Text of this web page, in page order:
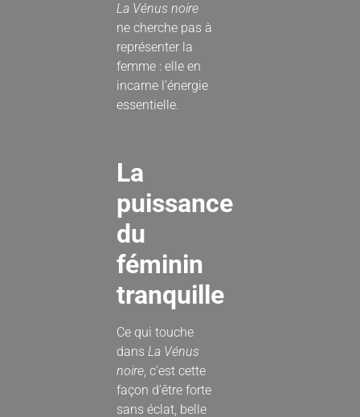
La Vénus noire
ne cherche pas à
représenter la
femme : elle en
incarne l’énergie
essentielle.
La
puissance
du
féminin
tranquille
Ce qui touche
dans La Vénus
noire, c’est cette
façon d’être forte
sans éclat, belle